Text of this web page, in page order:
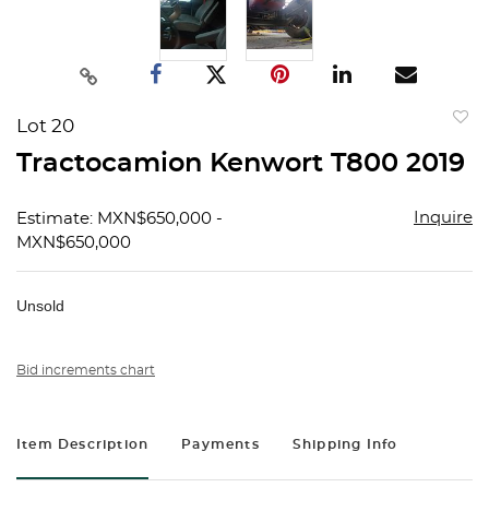
Lot 20
Tractocamion Kenwort T800 2019
Estimate: MXN$650,000 -
MXN$650,000
Inquire
Unsold
Bid increments chart
Item Description Payments Shipping Info